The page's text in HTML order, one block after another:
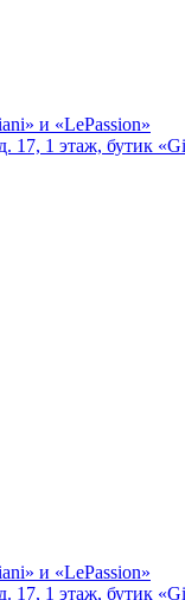
и «LePassion»
17, 1 этаж, бутик
и «LePassion»
17, 1 этаж, бутик